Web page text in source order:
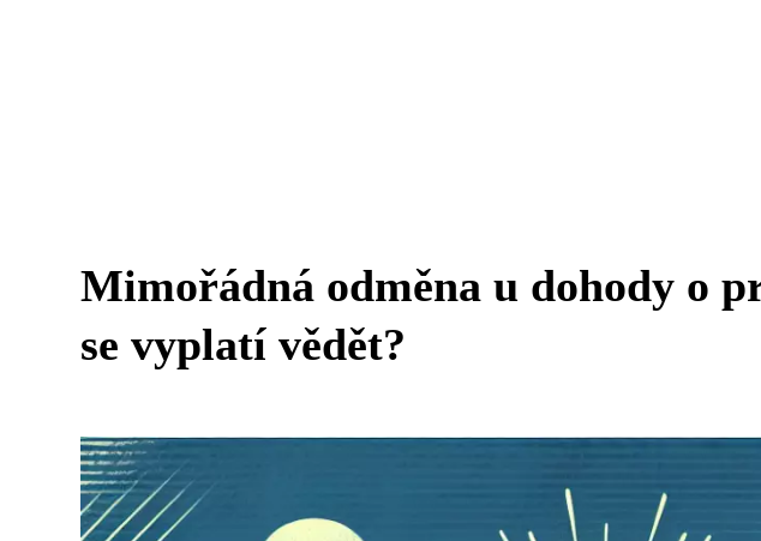
Mimořádná odměna u dohody o
se vyplatí vědět?